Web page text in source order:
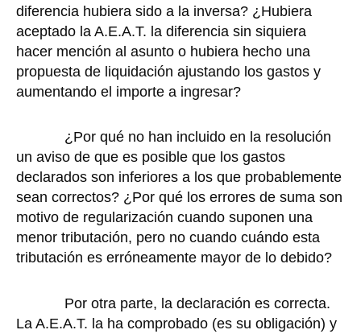
diferencia hubiera sido a la inversa? ¿Hubiera
aceptado la A.E.A.T. la diferencia sin siquiera
hacer mención al asunto o hubiera hecho una
propuesta de liquidación ajustando los gastos y
aumentando el importe a ingresar?
¿Por qué no han incluido en la resolución
un aviso de que es posible que los gastos
declarados son inferiores a los que probablemente
sean correctos? ¿Por qué los errores de suma son
motivo de regularización cuando suponen una
menor tributación, pero no cuando cuándo esta
tributación es erróneamente mayor de lo debido?
Por otra parte, la declaración es correcta.
La A.E.A.T. la ha comprobado (es su obligación) y